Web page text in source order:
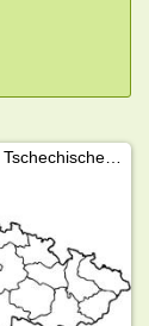
Karte der Tschechischen Republik